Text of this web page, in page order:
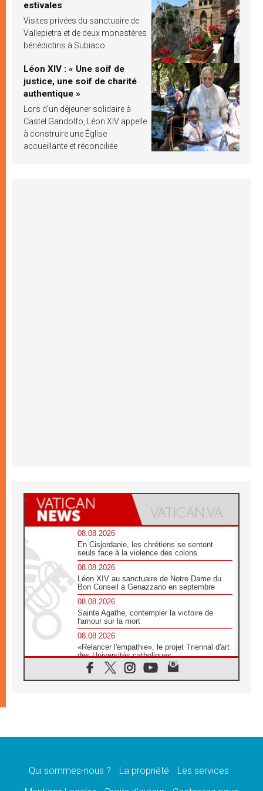
estivales
Visites privées du sanctuaire de
Vallepietra et de deux monastères
bénédictins à Subiaco
Léon XIV : « Une soif de
justice, une soif de charité
authentique »
Lors d’un déjeuner solidaire à
Castel Gandolfo, Léon XIV appelle
à construire une Église
accueillante et réconciliée
08.08.2026
En Cisjordanie, les chrétiens se sentent
seuls face à la violence des colons
08.08.2026
Léon XIV au sanctuaire de Notre Dame du
Bon Conseil à Genazzano en septembre
08.08.2026
Sainte Agathe, contempler la victoire de
l'amour sur la mort
08.08.2026
«Relancer l'empathie», le projet Triennal d'art
des Universités catholiques
08.08.2026
Signis 2026, donner la parole aux religieuses
07.08.2026
07.08.2026
Qui sommes-nous ? La propriété
Les services